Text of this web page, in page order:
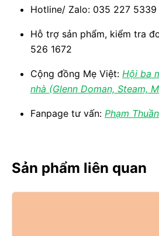
Hotline/ Zalo: 035 227 5339
Hỗ trợ sản phẩm, kiểm tra
526 1672
Cộng đồng Mẹ Việt: Hội ba
nhà (Glenn Doman, Steam,
Fanpage tư vấn: Phạm
Sản phẩm liên quan